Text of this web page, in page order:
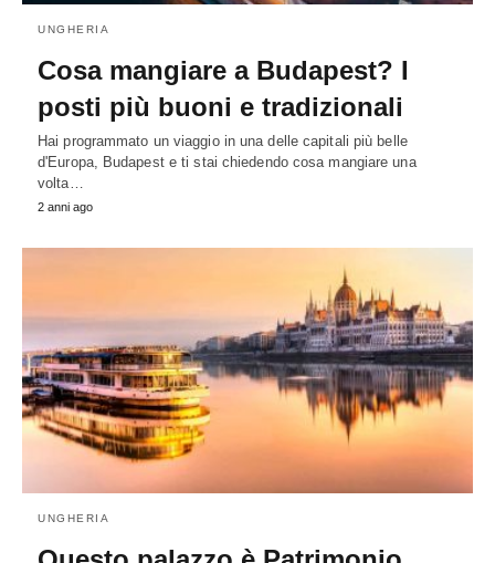
UNGHERIA
Cosa mangiare a Budapest? I
posti più buoni e tradizionali
Hai programmato un viaggio in una delle capitali più belle
d'Europa, Budapest e ti stai chiedendo cosa mangiare una
volta…
2 anni ago
UNGHERIA